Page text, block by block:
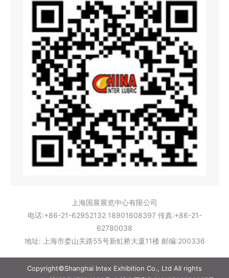
上海国展展览中心有限公司
电话:+86-21-62952132 18901608397 传真:+86-21-
62780038
地址: 上海市娄山关路55号新虹桥大厦11楼 邮编:200336
Copyright©Shanghai Intex Exhibition Co., Ltd All rights